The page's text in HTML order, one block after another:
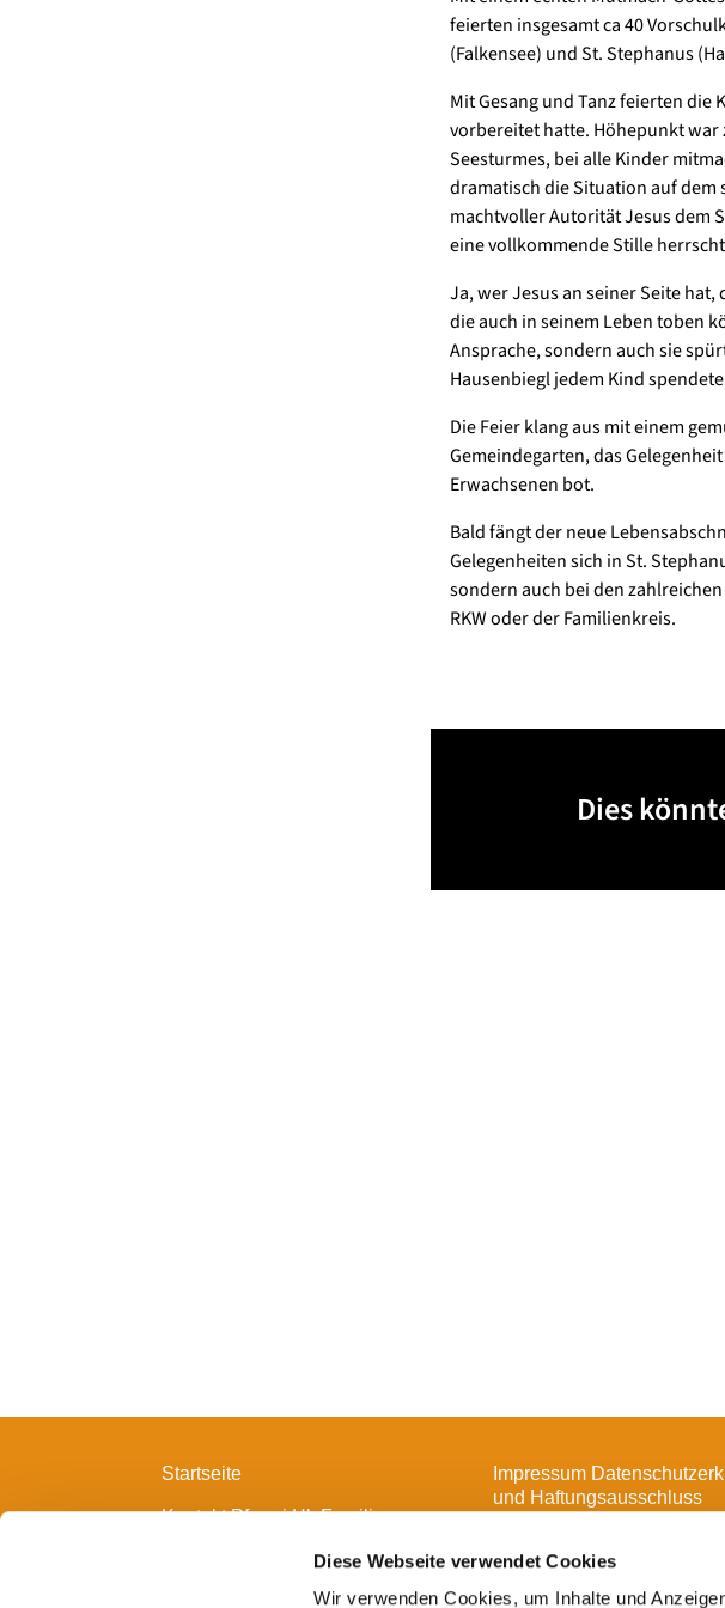
Diese Webseite verwendet Cookies
Wir verwenden Cookies, um Inhalte und
feierten insgesamt ca 40
(Falkensee) und St. Stephanus
Mit Gesang und Tanz feierten die
vorbereitet hatte. Höhepunkt war
Seesturmes, bei alle Kinder
dramatisch die Situation auf
machtvoller Autorität Jesus dem
eine vollkommende Stille
Ja, wer Jesus an seiner Seite
die auch in seinem Leben toben
Ansprache, sondern auch sie
Hausenbiegl jedem Kind
Die Feier klang aus mit einem
Gemeindegarten, das
Erwachsenen bot.
Bald fängt der neue
Gelegenheiten sich in St.
sondern auch bei den
RKW oder der Familienkreis.
Dies
Startseite
Kontakt Pfarrei Hl. Familie
Impressum
und Haftungsausschluss